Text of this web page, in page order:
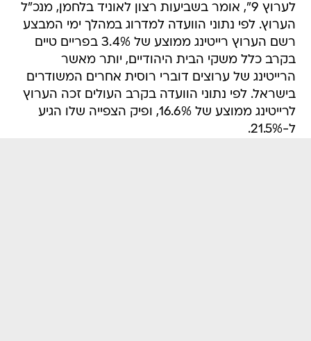
לערוץ 9", אומר בשביעות רצון לאוניד בלחמן, מנכ"ל
הערוץ. לפי נתוני הוועדה למדרוג במהלך ימי המבצע
רשם הערוץ רייטינג ממוצע של 3.4% בפריים טיים
בקרב כלל משקי הבית היהודיים, יותר מאשר
הרייטינג של ערוצים דוברי רוסית אחרים המשודרים
בישראל. לפי נתוני הוועדה בקרב העולים זכה הערוץ
לרייטינג ממוצע של 16.6%, ופיק הצפייה שלו הגיע
ל-21.5%.